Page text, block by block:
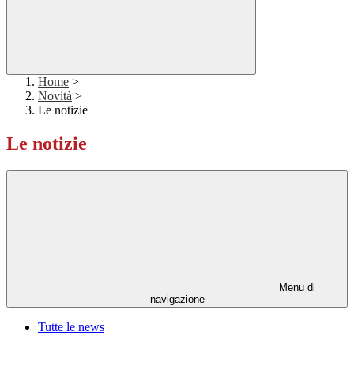
Home >
Novità >
Le notizie
Le notizie
Menu di
navigazione
Tutte le news